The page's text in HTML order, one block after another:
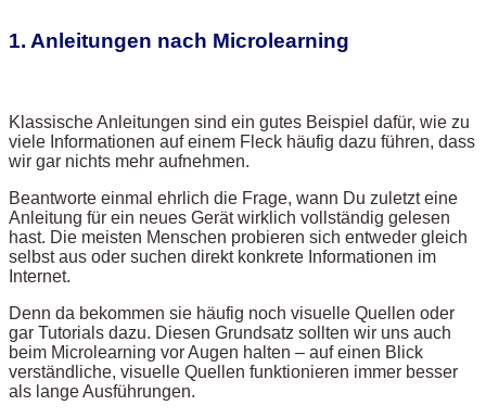
1. Anleitungen nach Microlearning
Klassische Anleitungen sind ein gutes Beispiel dafür, wie zu
viele Informationen auf einem Fleck häufig dazu führen, dass
wir gar nichts mehr aufnehmen.
Beantworte einmal ehrlich die Frage, wann Du zuletzt eine
Anleitung für ein neues Gerät wirklich vollständig gelesen
hast. Die meisten Menschen probieren sich entweder gleich
selbst aus oder suchen direkt konkrete Informationen im
Internet.
Denn da bekommen sie häufig noch visuelle Quellen oder
gar Tutorials dazu. Diesen Grundsatz sollten wir uns auch
beim Microlearning vor Augen halten – auf einen Blick
verständliche, visuelle Quellen funktionieren immer besser
als lange Ausführungen.